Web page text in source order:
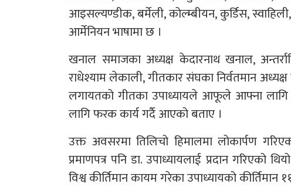
आइसल्यण्डीक, बर्मेली, कोल्म्बीयन, कुर्डिस,
आर्मेनियन भाषामा छ ।
खनाल समाजका अध्यक्ष केदारनाथ खनाल,
राधेश्याम लेकाली, गीतकार संघका निर्वतमान
लगायतको गीतका उपाध्यायले आफूले आफ्ना
लागि फरक कार्य गर्दै आएको बताए ।
उक्त अवसरमा तिलिचो हिमालमा लोकार्पण
प्रमाणपत्र पनि डा. उपाध्यायलाई प्रदान गरिएको
विश्व कीर्तिमान कायम गरेका उपाध्यायको कीर्तिमान